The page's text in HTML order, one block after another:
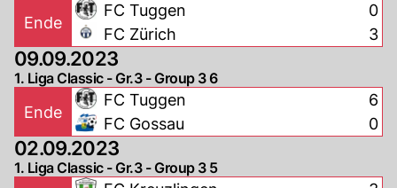
Ende
FC Tuggen
FC Zürich
0
3
09.09.2023
1. Liga Classic - Gr.3 - Group 3 6
Ende
FC Tuggen
FC Gossau
6
0
02.09.2023
1. Liga Classic - Gr.3 - Group 3 5